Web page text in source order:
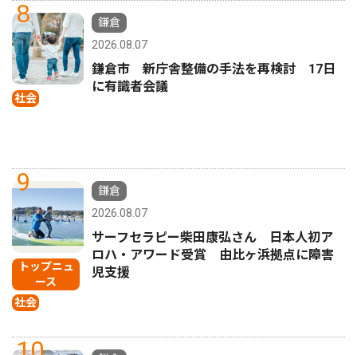
8
社会
鎌倉
2026.08.07
鎌倉市 新庁舎整備の手法を再検討 17日
に有識者会議
9
トップニュ
ース
社会
鎌倉
2026.08.07
サーフセラピー柴田康弘さん 日本人初ア
ロハ・アワード受賞 由比ヶ浜拠点に障害
児支援